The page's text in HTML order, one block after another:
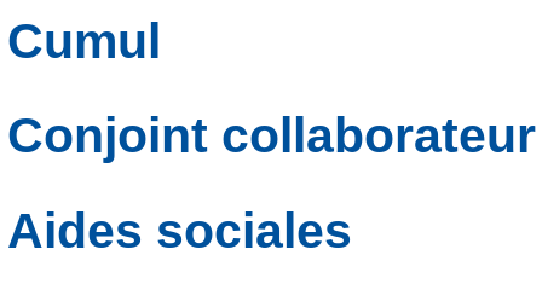
Cumul
Conjoint collaborateur
Aides sociales